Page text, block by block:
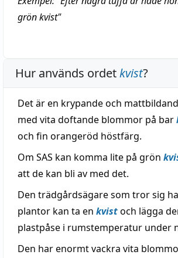
grön kvist"
Hur används ordetkvist?
Det är en krypande och
med vita doftande blommor på bar
och fin orangeröd höstfärg.
Om SAS kan komma lite på grön
att de kan bli av med det.
Den trädgårdsägare som tror sig
plantor kan ta en kvistoch lägga
plastpåse i rumstemperatur under
Den har enormt vackra vita